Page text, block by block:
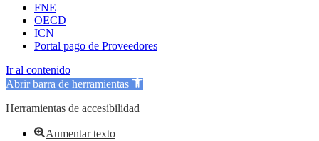
FNE
OECD
ICN
Portal pago de Proveedores
Ir al contenido
Abrir barra de herramientas
Herramientas de accesibilidad
Aumentar texto